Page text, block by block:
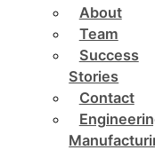
About
Team
Success
Stories
Contact